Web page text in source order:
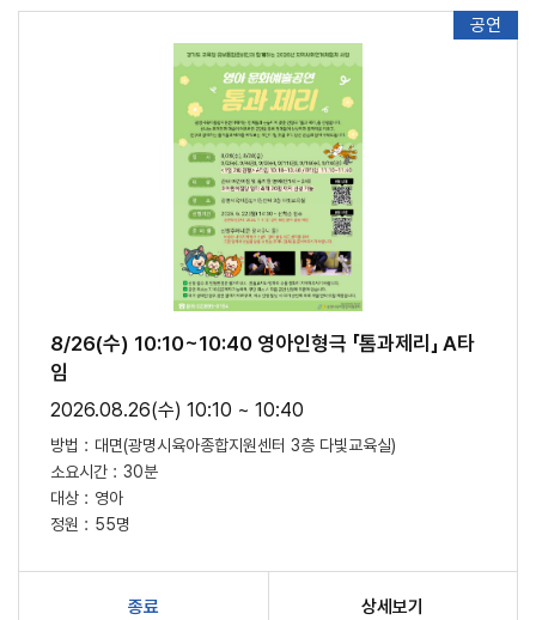
공연
8/26(수) 10:10~10:40 영아인형극 「톰과제리」 A타
임
2026.08.26(수) 10:10 ~ 10:40
방법 : 대면(광명시육아종합지원센터 3층 다빛교육실)
소요시간 : 30분
대상 : 영아
정원 : 55명
종료 상세보기